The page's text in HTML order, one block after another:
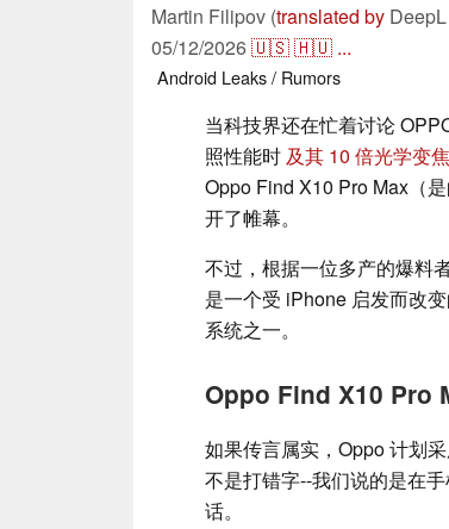
Martin Filipov (translated by
05/12/2026🇺🇸🇭🇺 ...
Android Leaks / Rumors
当科技界还在忙着讨论
照性能时 及其 10 倍光学变焦
Oppo Find X10 Pro Max（
开了帷幕。
不过，根据一位多产的爆料
是一个受 iPhone 启发而改
系统之一。
Oppo Find X10 Pro
如果传言属实，Oppo 计划
不是打错字--我们说的是在
话。